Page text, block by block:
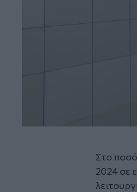
Στο
2024 σε